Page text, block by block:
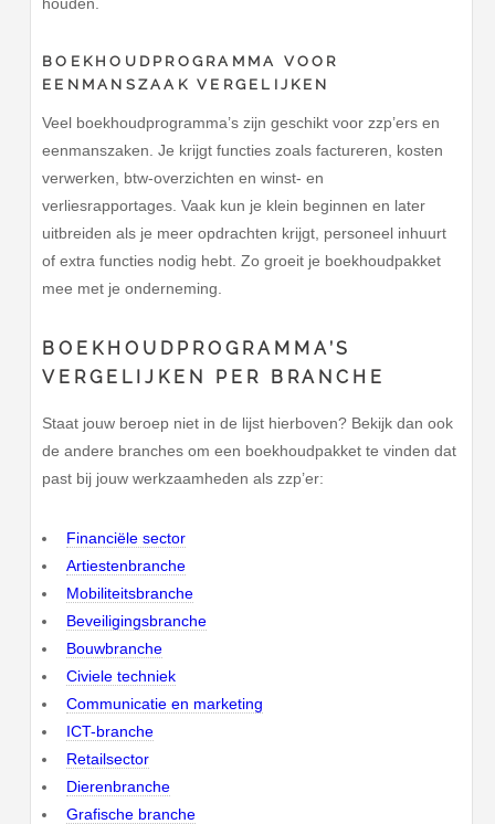
BOEKHOUDPROGRAMMA VOOR
EENMANSZAAK VERGELIJKEN
Veel boekhoudprogramma’s zijn geschikt voor zzp’ers en
eenmanszaken. Je krijgt functies zoals factureren, kosten
verwerken, btw-overzichten en winst- en
verliesrapportages. Vaak kun je klein beginnen en later
uitbreiden als je meer opdrachten krijgt, personeel inhuurt
of extra functies nodig hebt. Zo groeit je boekhoudpakket
mee met je onderneming.
BOEKHOUDPROGRAMMA’S
VERGELIJKEN PER BRANCHE
Staat jouw beroep niet in de lijst hierboven? Bekijk dan ook
de andere branches om een boekhoudpakket te vinden dat
past bij jouw werkzaamheden als zzp’er:
Financiële sector
Artiestenbranche
Mobiliteitsbranche
Beveiligingsbranche
Bouwbranche
Civiele techniek
Communicatie en marketing
ICT-branche
Retailsector
Dierenbranche
Grafische branche